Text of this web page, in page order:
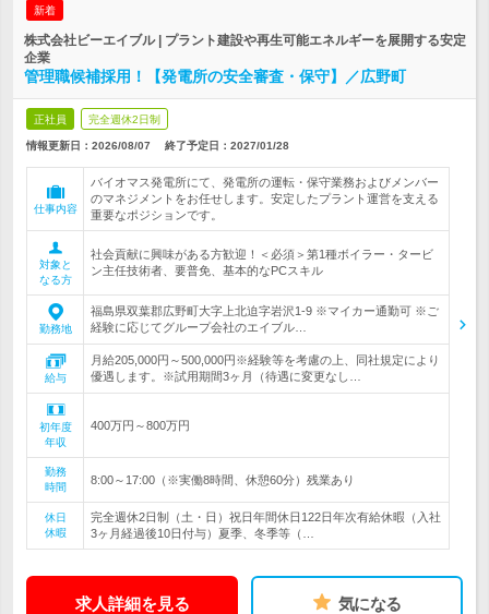
新着
株式会社ビーエイブル | プラント建設や再生可能エネルギーを展開する安定
企業
管理職候補採用！【発電所の安全審査・保守】／広野町
正社員 完全週休2日制
情報更新日：2026/08/07 終了予定日： 2027/01/28
仕事内容
バイオマス発電所にて、発電所の運転・保守業務およびメンバー
のマネジメントをお任せします。安定したプラント運営を支える
重要なポジションです。
対象と
なる方
社会貢献に興味がある方歓迎！＜必須＞第1種ボイラー・タービ
ン主任技術者、要普免、基本的なPCスキル
勤務地
福島県双葉郡広野町大字上北迫字岩沢1-9 ※マイカー通勤可 ※ご
経験に応じてグループ会社のエイブル…
給与
月給205,000円～500,000円※経験等を考慮の上、同社規定により
優遇します。※試用期間3ヶ月（待遇に変更なし…
初年度
年収
400万円～800万円
勤務
時間
8:00～17:00（※実働8時間、休憩60分）残業あり
休日
休暇
完全週休2日制（土・日）祝日年間休日122日年次有給休暇（入社
3ヶ月経過後10日付与）夏季、冬季等（…
求人詳細を見る 気になる